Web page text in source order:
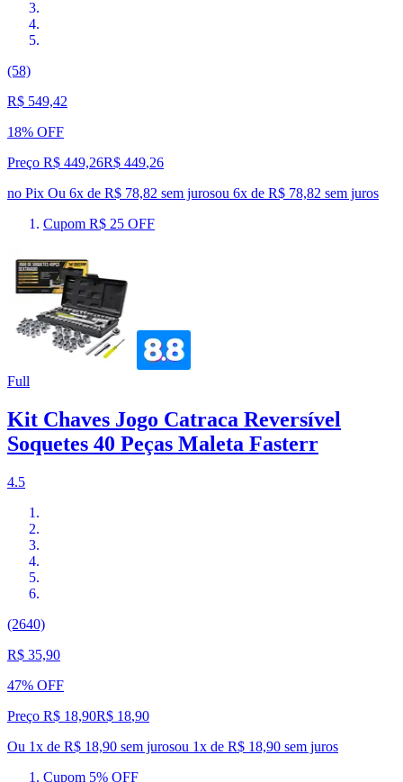
(58)
R$ 549,42
18% OFF
Preço R$ 449,26R$ 449,26
no Pix Ou 6x de R$ 78,82 sem jurosou 6x de R$ 78,82 sem juros
Cupom R$ 25 OFF
Full
Kit Chaves Jogo Catraca Reversível
Soquetes 40 Peças Maleta Fasterr
4.5
(2640)
R$ 35,90
47% OFF
Preço R$ 18,90R$ 18,90
Ou 1x de R$ 18,90 sem jurosou 1x de R$ 18,90 sem juros
Cupom 5% OFF